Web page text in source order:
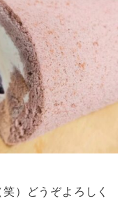
）どうぞよろしく